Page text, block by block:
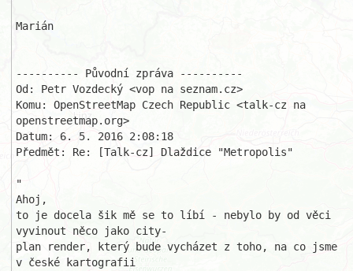
Marián
---------- Původní zpráva ----------
Od: Petr Vozdecký <vop na seznam.cz>
Komu: OpenStreetMap Czech Republic <talk-cz na
openstreetmap.org>
Datum: 6. 5. 2016 2:08:18
Předmět: Re: [Talk-cz] Dlaždice "Metropolis"
"
Ahoj,
to je docela šik mě se to líbí - nebylo by od věci
vyvinout něco jako city-
plan render, který bude vycházet z toho, na co jsme
v české kartografii